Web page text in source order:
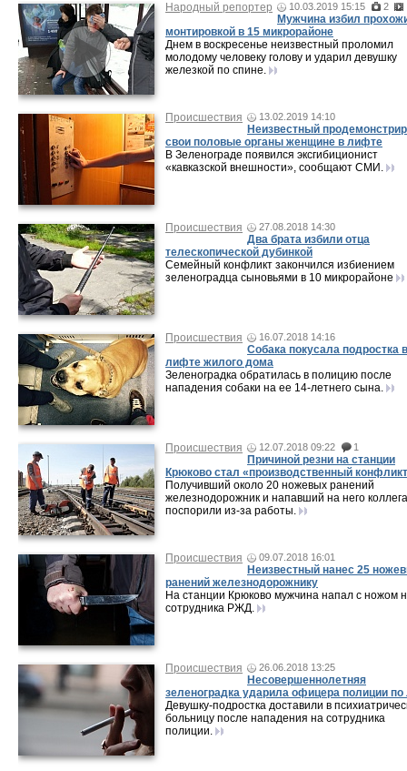
Народный репортер 10.03.2019 15:15 2
Мужчина избил
монтировкой в 15 микрорайоне
Днем в воскресенье неизвестный проломил
молодому человеку голову и ударил девушку
железкой по спине.
Происшествия 13.02.2019 14:10
Неизвестный
свои половые органы женщине в лифте
В Зеленограде появился эксгибиционист
«кавказской внешности», сообщают СМИ.
Происшествия 27.08.2018 14:30
Два брата избили отца
телескопической дубинкой
Семейный конфликт закончился избиением
зеленоградца сыновьями в 10 микрорайоне
Происшествия 16.07.2018 14:16
Собака покусала подростка в
лифте жилого дома
Зеленоградка обратилась в полицию после
нападения собаки на ее 14-летнего сына.
Происшествия 12.07.2018 09:22 1
Причиной резни на станции
Крюково стал «производственный
Получивший около 20 ножевых ранений
железнодорожник и напавший на него коллега
поспорили из-за работы.
Происшествия 09.07.2018 16:01
Неизвестный нанес 25
ранений железнодорожнику
На станции Крюково мужчина напал с ножом
сотрудника РЖД.
Происшествия 26.06.2018 13:25
Несовершеннолетняя
зеленоградка ударила офицера полиции по
Девушку-подростка доставили в
больницу после нападения на сотрудника
полиции.